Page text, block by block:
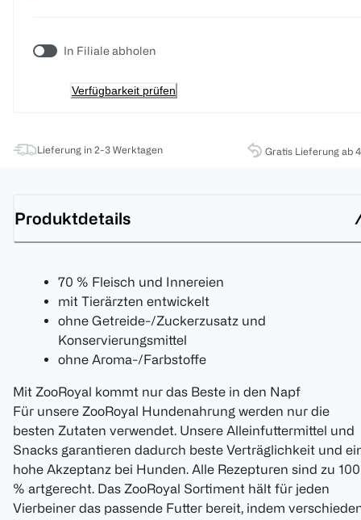
In Filiale abholen
Verfügbarkeit prüfen
Lieferung in 2-3 Werktagen Gratis Lieferung ab
Produktdetails
70 % Fleisch und Innereien
mit Tierärzten entwickelt
ohne Getreide-/Zuckerzusatz und
Konservierungsmittel
ohne Aroma-/Farbstoffe
Mit ZooRoyal kommt nur das Beste in den Napf
Für unsere ZooRoyal Hundenahrung werden nur die
besten Zutaten verwendet. Unsere Alleinfuttermittel und
Snacks garantieren dadurch beste Verträglichkeit und
hohe Akzeptanz bei Hunden. Alle Rezepturen sind zu 100
% artgerecht. Das ZooRoyal Sortiment hält für jeden
Vierbeiner das passende Futter bereit, indem